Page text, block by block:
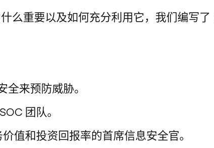
么重要以及如何充分利用它，我们编写了
来预防威胁。
团队。
值和投资回报率的首席信息安全官。